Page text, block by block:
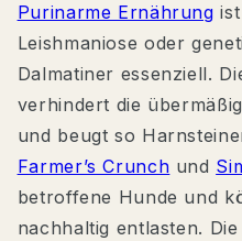
Purinarme Ernährung
Leishmaniose oder
Dalmatiner essenziell.
verhindert die
und beugt so
Farmer’s Crunch und
betroffene Hunde und
nachhaltig entlasten.